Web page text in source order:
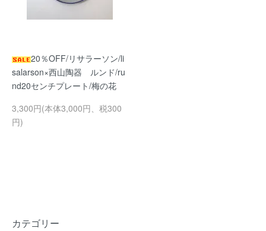
20％OFF/リサラーソン/li
salarson×西山陶器 ルンド/ru
nd20センチプレート/梅の花
3,300円(本体3,000円、税300
円)
カテゴリー